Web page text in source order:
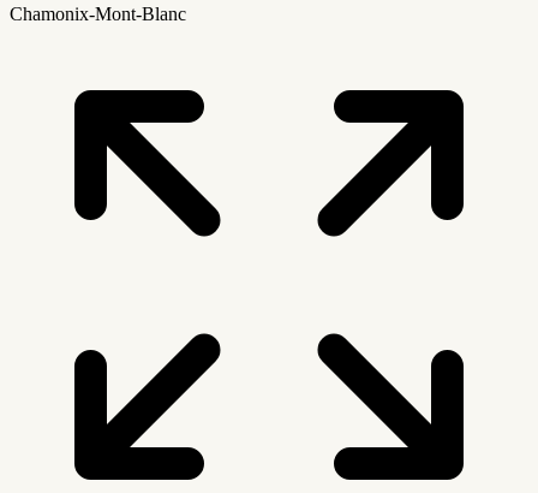
Chamonix-Mont-Blanc